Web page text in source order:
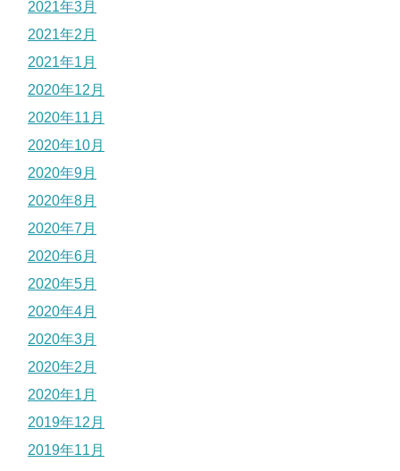
2021年3月
2021年2月
2021年1月
2020年12月
2020年11月
2020年10月
2020年9月
2020年8月
2020年7月
2020年6月
2020年5月
2020年4月
2020年3月
2020年2月
2020年1月
2019年12月
2019年11月